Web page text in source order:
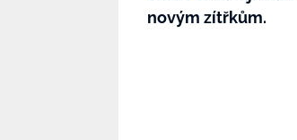
novým zítřkům.